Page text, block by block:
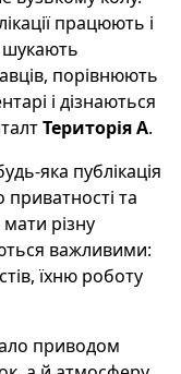
працюють і
шукають
порівнюють
і дізнаються
Територія А.
яка публікація
та
різну
важливими:
їхню роботу
приводом